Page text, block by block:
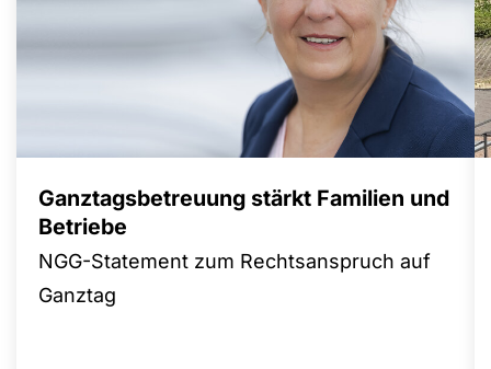
Ganztagsbetreuung stärkt Familien und
Betriebe
NGG-Statement zum Rechtsanspruch auf
Ganztag